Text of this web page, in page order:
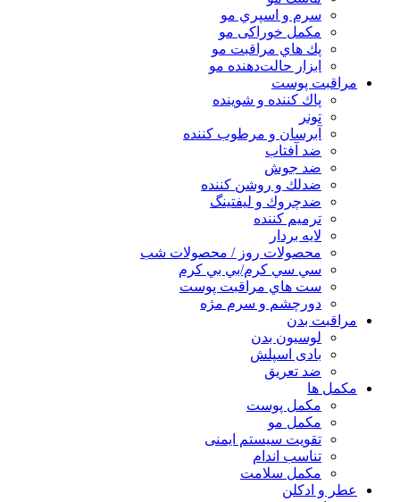
سرم و اسپري مو
مكمل خوراكی مو
پك هاي مراقبت مو
ابزار حالت‌دهنده مو
مراقبت پوست
پاك كننده و شوينده
تونر
آبرسان و مرطوب كننده
ضد آفتاب
ضد جوش
ضدلك و روشن كننده
ضدچروك و ليفتينگ
ترميم كننده
لايه بردار
محصولات روز / محصولات شب
سي سي كرم/بي بي كرم
ست هاي مراقبت پوست
دورچشم و سرم مژه
مراقبت بدن
لوسیون بدن
بادی اسپلش
ضد تعریق
مكمل ها
مکمل پوست
مکمل مو
تقویت سیستم ایمنی
تناسب اندام
مکمل سلامت
عطر و ادکلن